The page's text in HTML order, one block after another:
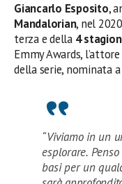
Giancarlo Esposito,
Mandalorian, nel
terza e della 4
Emmy Awards,
della serie, nominata
“Viviamo in un
esplorare.
basi per un